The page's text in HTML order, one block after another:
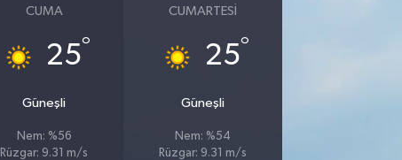
CUMA
25°
Güneşli
Nem: %56
Rüzgar: 9.31 m/s
CUMARTESI
25°
Güneşli
Nem: %54
Rüzgar: 9.31 m/s